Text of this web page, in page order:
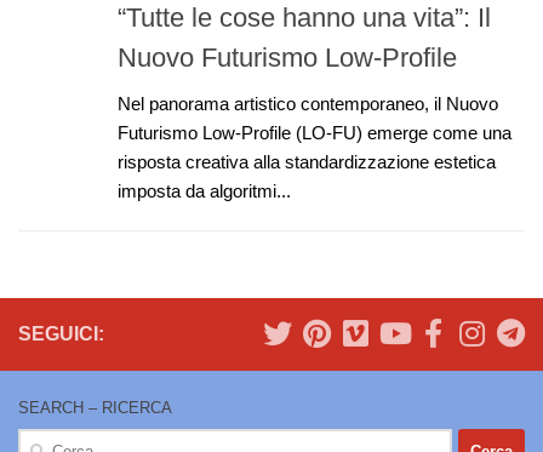
“Tutte le cose hanno una vita”: Il
Nuovo Futurismo Low-Profile
Nel panorama artistico contemporaneo, il Nuovo
Futurismo Low-Profile (LO-FU) emerge come una
risposta creativa alla standardizzazione estetica
imposta da algoritmi...
SEGUICI:
SEARCH – RICERCA
Ricerca